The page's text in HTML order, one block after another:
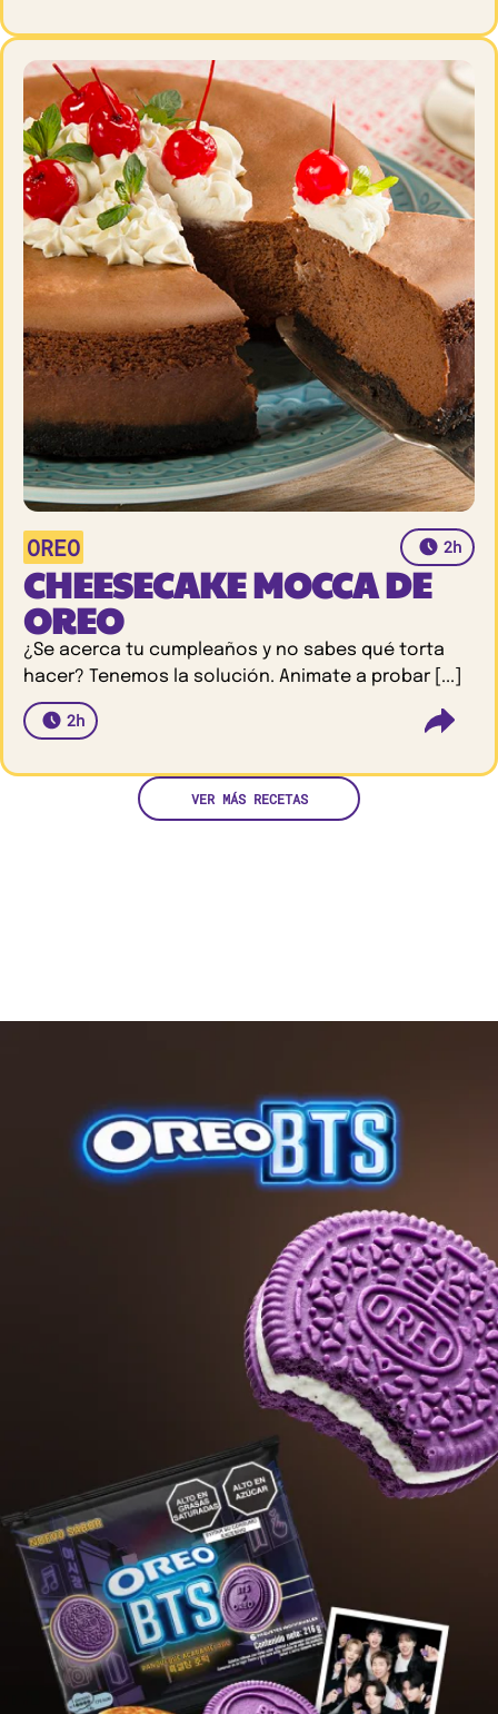
OREO 2h
CHEESECAKE MOCCA DE
OREO
¿Se acerca tu cumpleaños y no sabes qué torta
hacer? Tenemos la solución. Animate a probar [...]
2h
VER MÁS RECETAS